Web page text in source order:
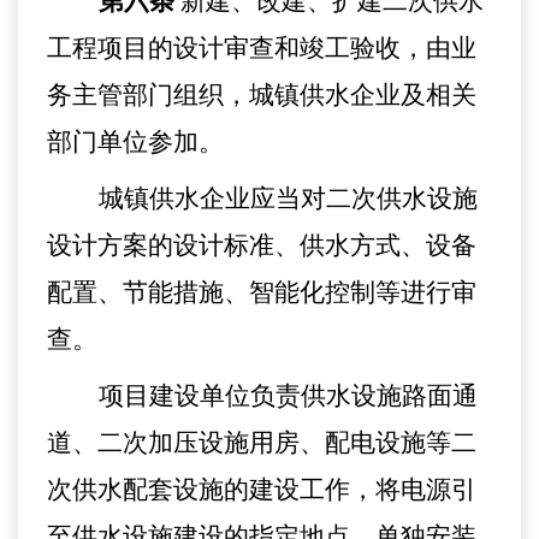
工程项目的设计审查和竣工验收， 由业
务主管部门组织， 城镇供水企业及相关
部门单位参加。
城镇供水企业应当对二次供水设施
设计方案的设计标准、供水方式、设备
配置、节能措施、智能化控制等进行审
查。
项目建设单位负责供水设施路面通
道、二次加压设施用房、配电设施等二
次供水配套设施的建设工作，将电源引